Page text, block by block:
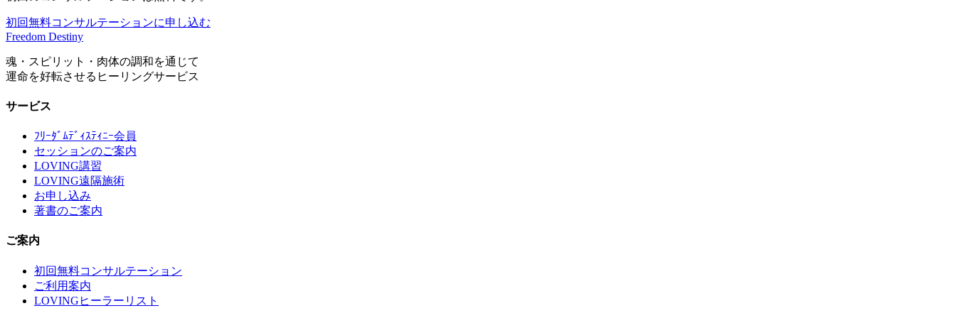
初回無料コンサルテーションに申し込む
Freedom Destiny
魂・スピリット・肉体の調和を通じて
運命を好転させるヒーリングサービス
サービス
ﾌﾘｰﾀﾞﾑﾃﾞｨｽﾃｨﾆｰ会員
セッションのご案内
LOVING講習
LOVING遠隔施術
お申し込み
著書のご案内
ご案内
初回無料コンサルテーション
ご利用案内
LOVINGヒーラーリスト